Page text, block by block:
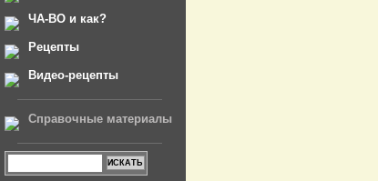
ЧА-ВО и как?
Рецепты
Видео-рецепты
Справочные материалы